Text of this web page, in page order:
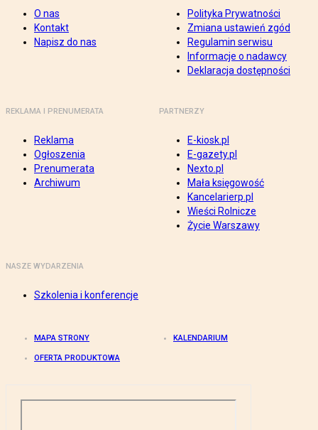
O nas
Kontakt
Napisz do nas
Polityka Prywatności
Zmiana ustawień zgód
Regulamin serwisu
Informacje o nadawcy
Deklaracja dostępności
REKLAMA I PRENUMERATA
Reklama
Ogłoszenia
Prenumerata
Archiwum
PARTNERZY
E-kiosk.pl
E-gazety.pl
Nexto.pl
Mała księgowość
Kancelarierp.pl
Wieści Rolnicze
Życie Warszawy
NASZE WYDARZENIA
Szkolenia i konferencje
MAPA STRONY KALENDARIUM
OFERTA PRODUKTOWA